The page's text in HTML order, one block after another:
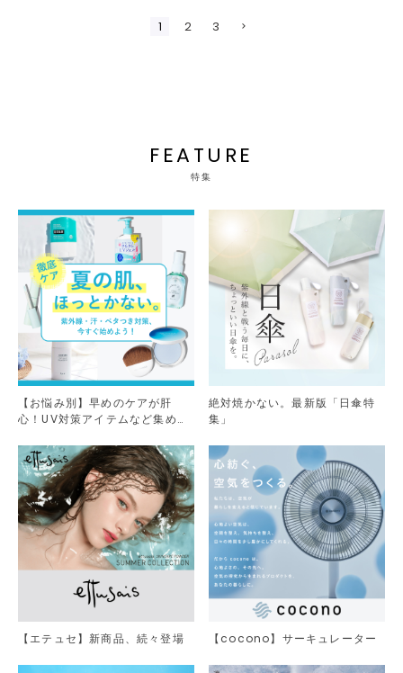
1 2 3
FEATURE
特集
【お悩み別】早めのケアが肝
心！UV対策アイテムなど集めま
絶対焼かない。最新版「日傘特
集」
【エテュセ】新商品、続々登場 【cocono】サーキュレーター